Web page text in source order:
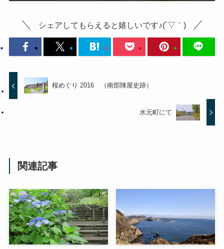
シェアしてもらえると嬉しいです♪(´▽｀)
桜めぐり 2016 （南部陣屋史跡）
水元町にて
関連記事